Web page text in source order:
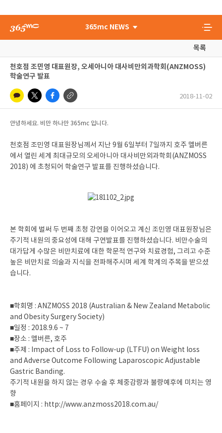
365mc NEWS
목록
천호점 조민영 대표원장, 오세아니아 대사비만외과학회(ANZMOSS)
학술연구 발표
2018-11-02
안녕하세요. 비만 하나만 365mc 입니다.
천호점 조민영 대표원장님께서 지난 9월 6일부터 7일까지 호주 멜버른
에서 열린 세계 최대규모의 오세아니아 대사비만외과학회(ANZMOSS
2018) 에 초청되어 학술연구 발표를 진행하셨습니다.
본 학회에 벌써 두 번째 초청 강연을 이어오고 계신 조민영 대표원장님은
주기적 내원의 중요성에 대해 구연발표를 진행하셨습니다. 비만수술의
대가답게 수많은 비만치료에 대한 학문적 연구와 치료경험, 그리고 수준
높은 비만치료 의술과 지식을 전파해주시며 세계 학계의 주목을 받으셨
습니다.
■학회명 : ANZMOSS 2018 (Australian & New Zealand Metabolic
and Obesity Surgery Society)
■일정 : 2018.9.6 ~ 7
■장소 : 멜버른, 호주
■주제 : Impact of Loss to Follow-up (LTFU) on Weight loss
and Adverse Outcome Following Laparoscopic Adjustable
Gastric Banding.
주기적 내원을 하지 않는 경우 수술 후 체중감량과 불량예후에 미치는 영
향
■홈페이지 : http://www.anzmoss2018.com.au/